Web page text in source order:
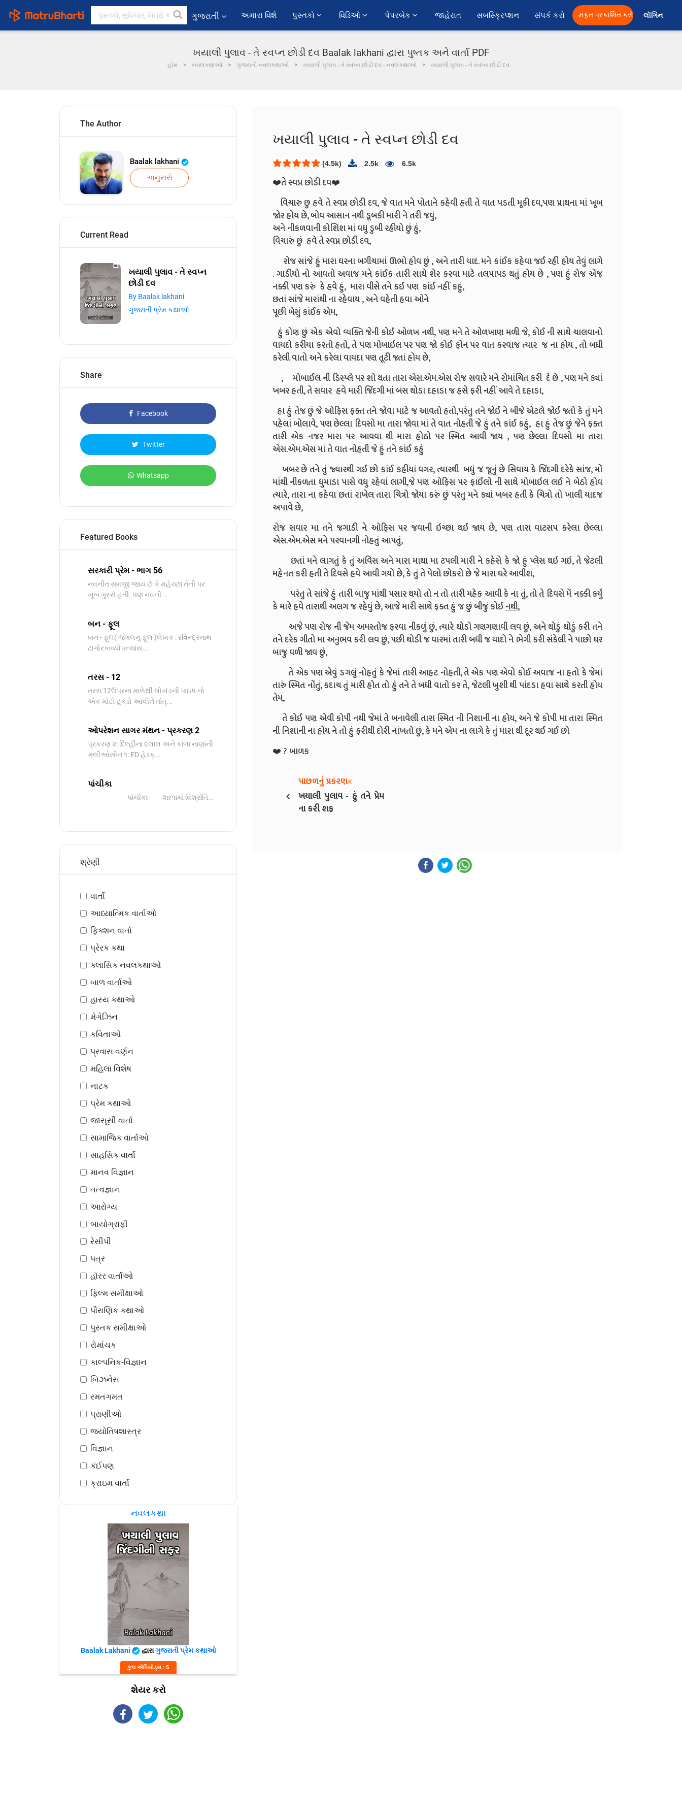
ગુજરાતી અમારા વિશે પુસ્તકો વિડિઓ પેપરબેક જાહેરાત સબસ્ક્રિપ્શન સંપર્ક કરો મફત પ્રકાશિત કરો લૉગિન
ખયાલી પુલાવ - તે સ્વપ્ન છોડી દવ Baalak lakhani દ્વારા પુષ્તક અને વાર્તા PDF
હોમ નવલકથાઓ ગુજરાતી નવલકથાઓ ખયાલી પુલાવ - તે સ્વપ્ન છોડી દવ - નવલકથાઓ ખયાલી પુલાવ - તે સ્વપ્ન છોડી દવ
The Author
Baalak lakhani
અનુસરો
Current Read
ખયાલી પુલાવ - તે સ્વપ્ન
છોડી દવ
By Baalak lakhani
ગુજરાતી પ્રેમ કથાઓ
Share
Facebook
Twitter
Whatsapp
Featured Books
સરકારી પ્રેમ - ભાગ 56
નવનીત સમજી જાય છે કે મહેચ્છા તેની પર
ખુબ ગુસ્સે હતી. પણ નવની...
બન - ફૂલ
બન - ફૂલ( જંગલનું ફૂલ )લેખક : રવિન્દ્રનાથ
ટાગોરકાવ્યોપન્યાસ​...
તરસ - 12
તરસ 12ઉપરના માળેથી લોખંડની પાઇપ નો
એક મોટો ટૂકડો આવીને તાંત્...
ઓપરેશન સાગર મંથન - પ્રકરણ 2
પ્રકરણ ૨: દિલ્હીના દલાલ અને કાળા નાણાંની
ગલીઓસીન ૧: ED હેડક્...
પાંચીકા
પાંચીકા શાળામાં વિશ્રાંતિ...
શ્રેણી
વાર્તા
આધ્યાત્મિક વાર્તાઓ
ફિક્શન વાર્તા
પ્રેરક કથા
ક્લાસિક નવલકથાઓ
બાળ વાર્તાઓ
હાસ્ય કથાઓ
મેગેઝિન
કવિતાઓ
પ્રવાસ વર્ણન
મહિલા વિશેષ
નાટક
પ્રેમ કથાઓ
જાસૂસી વાર્તા
સામાજિક વાર્તાઓ
સાહસિક વાર્તા
માનવ વિજ્ઞાન
તત્વજ્ઞાન
આરોગ્ય
બાયોગ્રાફી
રેસીપી
પત્ર
હૉરર વાર્તાઓ
ફિલ્મ સમીક્ષાઓ
પૌરાણિક કથાઓ
પુસ્તક સમીક્ષાઓ
રોમાંચક
કાલ્પનિક-વિજ્ઞાન
બિઝનેસ
રમતગમત
પ્રાણીઓ
જ્યોતિષશાસ્ત્ર
વિજ્ઞાન
કંઈપણ
ક્રાઇમ વાર્તા
નવલકથા
Baalak Lakhani દ્વારાગુજરાતી પ્રેમ કથાઓ
કુલ એપિસોડ્સ : 5
શેયર કરો
ખયાલી પુલાવ - તે સ્વપ્ન છોડી દવ
(4.5k) 2.5k 6.5k
❤️તે સ્વપ્ન છોડી દવ❤️
વિચારુ છુ હવે તે સ્વપ્ન છોડી દવ, જે વાત મને પોતાને કહેવી હતી તે વાત પડતી મૂકી દવ,પણ પ્રાથના માં ખૂબ
જોર હોય છે, બોવ આસાન નથી ડૂબકી મારી ને તરી જવું,
અને નીકળવાની કોશિશ માં વધુ ડુબી રહીયો છું હું,
વિચારું છું હવે તે સ્વપ્ન છોડી દવ,
રોજ સાંજે હું મારા ઘરના બગીચામાં ઊભો હોવ છું , અને તારી યાદ. મને કાંઈક કહેવા જઈ રહી હોય તેવું લાગે
.ગાડીયો નો આવતો અવાજ મને કાંઈક તારી સાથે શેર કરવા માટે તલપાપડ થતું હોય છે ,પણ હું રોજ એંજ
નક્કી પણ કરું કે હવે હું, મારા વીસે તને કઈ પણ કાંઈ નહીં કહું,
છતાં સાંજે મારાંથી ના રહેવાય , અને વહેતી હવા ઓને
પૂછી બેસું કાંઈક એમ,
હું કોણ છું એક એવો વ્યક્તિ જેની કોઈ ઓળખ નથી, પણમને તે ઓળખાણ મળી જે, કોઈ ની સાથે ચાલવાનો
વાયદો કરીયા કરતો હતો, તે પણ મોબાઇલ પર પણ જો કોઈ ફોન પર વાત કરવાજ ત્યાર જ ના હોય , તો બધી
કરેલી વાતો અને કરેલા વાયદા પણ તૂટી જતાં હોય છે,
, મોબાઈલ ની ડિસ્પ્લે પર શો થતા તારા એસ.એમ.એસ રોજ સવારે મને રોમાંચિત કરી દે છે ,પણ મને ક્યાં
ખબર હતી, તે સવાર હવે મારી જિંદગી માં બસ થોડા દહાડા જ હસે ફરી નહીં આવે તે દહાડા,
હા હું તેજ છું જે ઓફિસ ફક્ત તને જોવા માટે જ આવતો હતો,પરંતુ તને જોઈ ને બીજે એટલે જોઈ જતો કે તું મને
પહેલાં બોલાવે,પણ છેલ્લા દિવસો મા તારા જોવા માં તે વાત નોહતી જે હું તને કાંઈ કહું, હા હું તેજ છું જેને ફક્ત
તારી એક નજર મારા પર આવવા થી મારા હોઠો પર સ્મિત આવી જાય , પણ છેલ્લા દિવસો મા તારા
એસ.એમ.એસ માં તે વાત નોહતી જે હું તને કાંઈ કહું
ખબર છે તને તું જ્યારથી ગઈ છો કાંઈ કહીયાં વગર, ત્યારથી બધું જ જૂનું છે સિવાય કે જિંદગી દરેકે સાંજ, મોં
માંથી નીકળતા ધુમાડા પાસે વધુ રહેવાં લાગી,જે પણ ઓફિસ પર ફાઈલો ની સાથે મોબાઇલ લઈ ને બેઠો હોવ
ત્યારે, તારા ના કહેવા છતાં રાખેલ તારા ચિત્રો જોયા કરું છુંપરંતુ મને ક્યાં ખબર હતી કે ચિત્રો તો ખાલી યાદજ
અપાવે છે,
રોજ સવાર મા તને જગાડી ને ઓફિસ પર જવાની ઇચ્છા થઈ જાય છે, પણ તારા વાટસપ કરેલા છેલ્લા
એસ.એમ.એસ મને પરવાનગી નોહતું આપતું,
છતાં મને લાગતું કે તું અવિસ અને મારા માથા મા ટપલી મારી ને કહેસે કે જો હું પ્લેસ થઇ ગઇ, તે જેટલી
મહેનત કરી હતી તે દિવસે હવે આવી ગયો છે, કે તું તે પેલો છોકરો છે જે મારા ઘરે આવીશ,
પરંતુ તે સાંજે હું તારી બાજુ માંથી પસાર થયો તો ન તો તારી મહેક આવી કે ના તું, તો તે દિવસે મેં નક્કી કર્યું
કે મારે હવે તારાથી અલગ જ રહેવું છે, આજે મારી સાથે ફક્ત હું જ છું બીજું કોઈનથી,
અજે પણ રોજ ની જેમ અમસ્તોજ ફરવા નીકળું છું, ત્યારે થોડો ગણગણાવી લવ છું, અને થોડું થોડું કરી તને
તને દરેક ગીતો મા અનુભવ કરી લવ છું, પછી થોડી જ વારમાં તારી બધી જ યાદો ને ભેગી કરી સંકેલી ને પાછો ઘર
બાજુ વળી જાવ છું,
તે એક પણ એવું ડગલું નોહતું કે જેમાં તારી આહટ નોહતી,તે એક પણ એવો કોઈ અવાજ ના હતો કે જેમાં
તારું સ્મિત નોંતું, કદાચ તું મારી હોત તો હું તને તે બધી વાતો કર તે, જેટલી ખુશી થી પાંદડા હવા સાથે કરતી હોય
તેમ,
તે કોઈ પણ એવી કોપી નથી જેમાં તે બનાવેલી તારા સ્મિત ની નિશાની ના હોય, અને જે કોપી મા તારા સ્મિત
ની નિશાની ના હોય ને તો હું ફરીથી દોરી નાંખતો છું, કે મને એમ ના લાગે કે તું મારા થી દૂર થઈ ગઈ છો
❤️ ? બાળક
‹
પાછળનું પ્રકરણ
ખયાલી પુલાવ - ️હું તને પ્રેમ
ના કરી શકુ️